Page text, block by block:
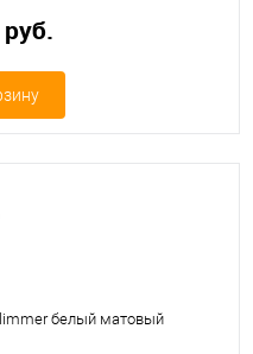
белый матовый